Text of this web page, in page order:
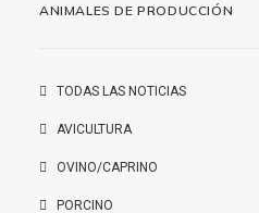
ANIMALES DE PRODUCCIÓN
TODAS LAS NOTICIAS
AVICULTURA
OVINO/CAPRINO
PORCINO